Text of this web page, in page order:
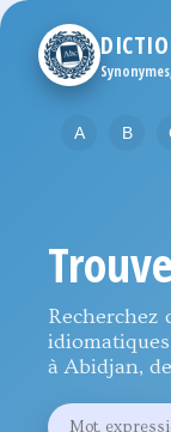
A B
Recherchez
à Abidjan,
Rechercher